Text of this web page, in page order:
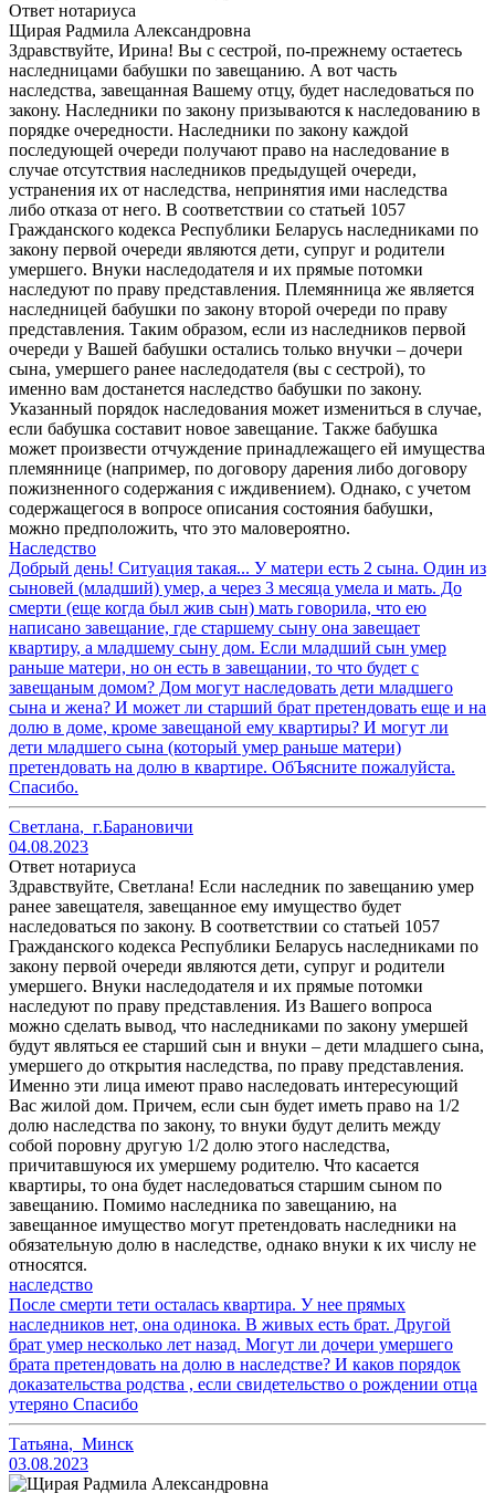
Ответ нотариуса
Щирая Радмила Александровна
Здравствуйте, Ирина! Вы с сестрой, по-прежнему остаетесь
наследницами бабушки по завещанию. А вот часть
наследства, завещанная Вашему отцу, будет наследоваться по
закону. Наследники по закону призываются к наследованию в
порядке очередности. Наследники по закону каждой
последующей очереди получают право на наследование в
случае отсутствия наследников предыдущей очереди,
устранения их от наследства, непринятия ими наследства
либо отказа от него. В соответствии со статьей 1057
Гражданского кодекса Республики Беларусь наследниками по
закону первой очереди являются дети, супруг и родители
умершего. Внуки наследодателя и их прямые потомки
наследуют по праву представления. Племянница же является
наследницей бабушки по закону второй очереди по праву
представления. Таким образом, если из наследников первой
очереди у Вашей бабушки остались только внучки – дочери
сына, умершего ранее наследодателя (вы с сестрой), то
именно вам достанется наследство бабушки по закону.
Указанный порядок наследования может измениться в случае,
если бабушка составит новое завещание. Также бабушка
может произвести отчуждение принадлежащего ей имущества
племяннице (например, по договору дарения либо договору
пожизненного содержания с иждивением). Однако, с учетом
содержащегося в вопросе описания состояния бабушки,
можно предположить, что это маловероятно.
Наследство
Добрый день! Ситуация такая... У матери есть 2 сына. Один из
сыновей (младший) умер, а через 3 месяца умела и мать. До
смерти (еще когда был жив сын) мать говорила, что ею
написано завещание, где старшему сыну она завещает
квартиру, а младшему сыну дом. Если младший сын умер
раньше матери, но он есть в завещании, то что будет с
завещаным домом? Дом могут наследовать дети младшего
сына и жена? И может ли старший брат претендовать еще и на
долю в доме, кроме завещаной ему квартиры? И могут ли
дети младшего сына (который умер раньше матери)
претендовать на долю в квартире. ОбЪясните пожалуйста.
Спасибо.
Светлана, г.Барановичи
04.08.2023
Ответ нотариуса
Здравствуйте, Светлана! Если наследник по завещанию умер
ранее завещателя, завещанное ему имущество будет
наследоваться по закону. В соответствии со статьей 1057
Гражданского кодекса Республики Беларусь наследниками по
закону первой очереди являются дети, супруг и родители
умершего. Внуки наследодателя и их прямые потомки
наследуют по праву представления. Из Вашего вопроса
можно сделать вывод, что наследниками по закону умершей
будут являться ее старший сын и внуки – дети младшего сына,
умершего до открытия наследства, по праву представления.
Именно эти лица имеют право наследовать интересующий
Вас жилой дом. Причем, если сын будет иметь право на 1/2
долю наследства по закону, то внуки будут делить между
собой поровну другую 1/2 долю этого наследства,
причитавшуюся их умершему родителю. Что касается
квартиры, то она будет наследоваться старшим сыном по
завещанию. Помимо наследника по завещанию, на
завещанное имущество могут претендовать наследники на
обязательную долю в наследстве, однако внуки к их числу не
относятся.
наследство
После смерти тети осталась квартира. У нее прямых
наследников нет, она одинока. В живых есть брат. Другой
брат умер несколько лет назад. Могут ли дочери умершего
брата претендовать на долю в наследстве? И каков порядок
доказательства родства , если свидетельство о рождении отца
утеряно Спасибо
Татьяна, Минск
03.08.2023